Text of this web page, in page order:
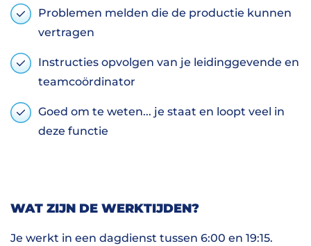
Problemen melden die de productie kunnen
vertragen
Instructies opvolgen van je leidinggevende en
teamcoördinator
Goed om te weten... je staat en loopt veel in
deze functie
WAT ZIJN DE WERKTIJDEN?
Je werkt in een dagdienst tussen 6:00 en 19:15.